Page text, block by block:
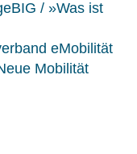
/ »Was ist
eMobilität
Mobilität